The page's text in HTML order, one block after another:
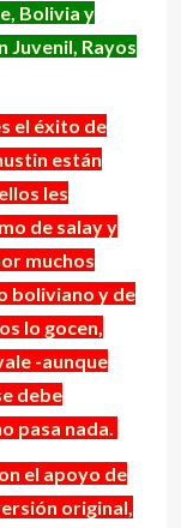
Bolivia y
Juvenil, Rayos
el éxito de
están
les
de salay y
muchos
boliviano y de
lo gocen,
-aunque
debe
pasa nada.
el apoyo de
original,